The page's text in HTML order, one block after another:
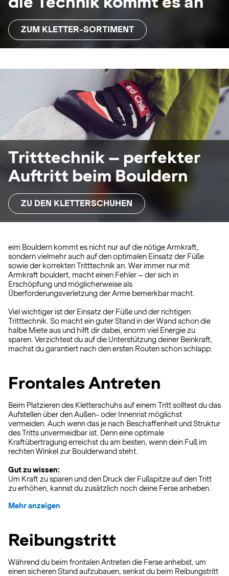
ZUM KLETTER-SORTIMENT
Tritttechnik – perfekter
Auftritt beim Bouldern
ZU DEN KLETTERSCHUHEN
eim Bouldern kommt es nicht nur auf die nötige Armkraft,
sondern vielmehr auch auf den optimalen Einsatz der Füße
sowie der korrekten Tritttechnik an. Wer immer nur mit
Armkraft bouldert, macht einen Fehler – der sich in
Erschöpfung und möglicherweise als
Überforderungsverletzung der Arme bemerkbar macht.
Viel wichtiger ist der Einsatz der Füße und der richtigen
Tritttechnik. So macht ein guter Stand in der Wand schon die
halbe Miete aus und hilft dir dabei, enorm viel Energie zu
sparen. Verzichtest du auf die Unterstützung deiner Beinkraft,
machst du garantiert nach den ersten Routen schon schlapp.
Frontales Antreten
Beim Platzieren des Kletterschuhs auf einem Tritt solltest du das
Aufstellen über den Außen- oder Innenrist möglichst
vermeiden. Auch wenn das je nach Beschaffenheit und Struktur
des Tritts unvermeidbar ist. Denn eine optimale
Kraftübertragung erreichst du am besten, wenn dein Fuß im
rechten Winkel zur Boulderwand steht.
Gut zu wissen:
Um Kraft zu sparen und den Druck der Fußspitze auf den Tritt
zu erhöhen, kannst du zusätzlich noch deine Ferse anheben.
Mehr anzeigen
Reibungstritt
Während du beim frontalen Antreten die Ferse anhebst, um
einen sicheren Stand aufzubauen, senkst du beim Reibungstritt